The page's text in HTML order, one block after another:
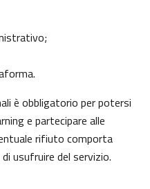
è obbligatorio per potersi
e partecipare alle
rifiuto comporta
usufruire del servizio.